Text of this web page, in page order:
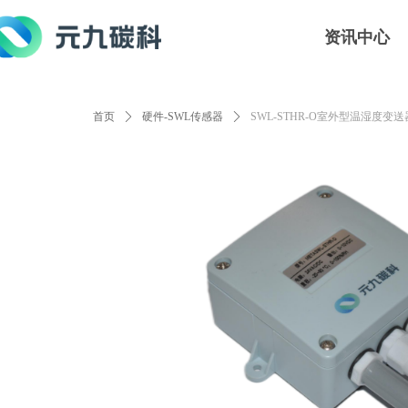
资讯中心
首页 ꄲ 硬件-SWL传感器 ꄲ SWL-STHR-O室外型温湿度变送